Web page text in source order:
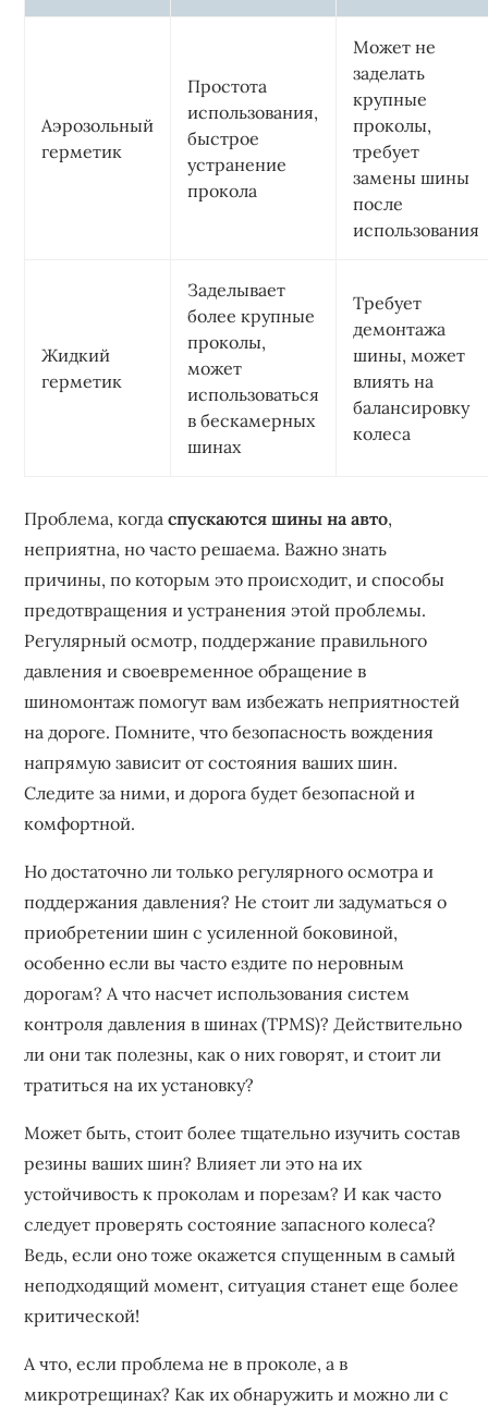
Аэрозольный
герметик
Простота
использования,
быстрое
устранение
прокола
Может не
заделать
крупные
проколы,
требует
замены шины
после
использования
Жидкий
герметик
Заделывает
более крупные
проколы,
может
использоваться
в бескамерных
шинах
Требует
демонтажа
шины, может
влиять на
балансировку
колеса
Проблема, когдаспускаются шины на авто,
неприятна, но часто решаема. Важно знать
причины, по которым это происходит, и способы
предотвращения и устранения этой проблемы.
Регулярный осмотр, поддержание правильного
давления и своевременное обращение в
шиномонтаж помогут вам избежать неприятностей
на дороге. Помните, что безопасность вождения
напрямую зависит от состояния ваших шин.
Следите за ними, и дорога будет безопасной и
комфортной.
Но достаточно ли только регулярного осмотра и
поддержания давления? Не стоит ли задуматься о
приобретении шин с усиленной боковиной,
особенно если вы часто ездите по неровным
дорогам? А что насчет использования систем
контроля давления в шинах (TPMS)? Действительно
ли они так полезны, как о них говорят, и стоит ли
тратиться на их установку?
Может быть, стоит более тщательно изучить состав
резины ваших шин? Влияет ли это на их
устойчивость к проколам и порезам? И как часто
следует проверять состояние запасного колеса?
Ведь, если оно тоже окажется спущенным в самый
неподходящий момент, ситуация станет еще более
критической!
А что, если проблема не в проколе, а в
микротрещинах? Как их обнаружить и можно ли с